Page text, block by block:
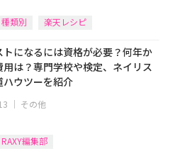
種類別 楽天レシピ
トになるには資格が必要？何年か
用は？専門学校や検定、ネイリス
ハウツーを紹介
｜ その他
RAXY編集部